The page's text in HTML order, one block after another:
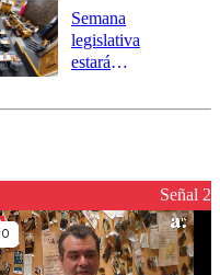
en
Semana
legislativa
estará
el fin de la
reconstrucciónSeñal 2